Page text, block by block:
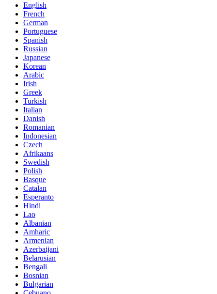
English
French
German
Portuguese
Spanish
Russian
Japanese
Korean
Arabic
Irish
Greek
Turkish
Italian
Danish
Romanian
Indonesian
Czech
Afrikaans
Swedish
Polish
Basque
Catalan
Esperanto
Hindi
Lao
Albanian
Amharic
Armenian
Azerbaijani
Belarusian
Bengali
Bosnian
Bulgarian